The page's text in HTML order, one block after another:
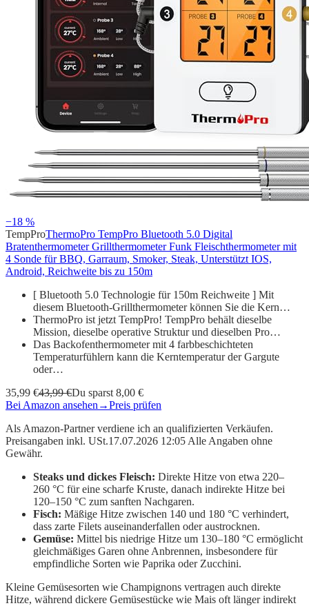
−18 %
TempProThermoPro TempPro Bluetooth 5.0 Digital
Bratenthermometer Grillthermometer Funk Fleischthermometer mit
4 Sonde für BBQ, Garraum, Smoker, Steak, Unterstützt IOS,
Android, Reichweite bis zu 150m
[ Bluetooth 5.0 Technologie für 150m Reichweite ] Mit
diesem Bluetooth-Grillthermometer können Sie die Kern…
ThermoPro ist jetzt TempPro! TempPro behält dieselbe
Mission, dieselbe operative Struktur und dieselben Pro…
Das Backofenthermometer mit 4 farbbeschichteten
Temperaturfühlern kann die Kerntemperatur der Gargute
oder…
35,99 €43,99 €Du sparst 8,00 €
Bei Amazon ansehen →Preis prüfen
Als Amazon-Partner verdiene ich an qualifizierten Verkäufen.
Preisangaben inkl. USt.17.07.2026 12:05 Alle Angaben ohne
Gewähr.
Steaks und dickes Fleisch: Direkte Hitze von etwa 220–
260 °C für eine scharfe Kruste, danach indirekte Hitze bei
120–150 °C zum sanften Nachgaren.
Fisch: Mäßige Hitze zwischen 140 und 180 °C verhindert,
dass zarte Filets auseinanderfallen oder austrocknen.
Gemüse: Mittel bis niedrige Hitze um 130–180 °C ermöglicht
gleichmäßiges Garen ohne Anbrennen, insbesondere für
empfindliche Sorten wie Paprika oder Zucchini.
Kleine Gemüsesorten wie Champignons vertragen auch direkte
Hitze, während dickere Gemüsestücke wie Mais oft länger indirekt